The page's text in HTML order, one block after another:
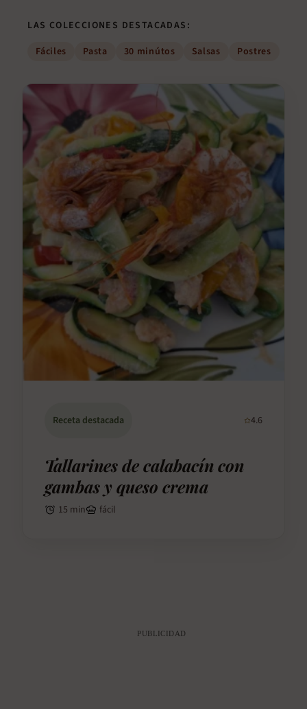
LAS COLECCIONES DESTACADAS:
Fáciles
Pasta 30 minútos Salsas Postres
Receta destacada 4.6
Tallarines de calabacín con
gambas y queso crema
15 min fácil
PUBLICIDAD